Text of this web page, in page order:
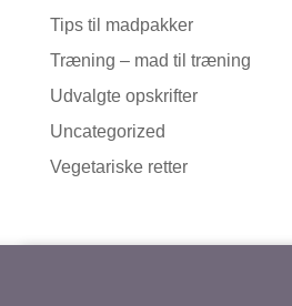
Tips til madpakker
Træning – mad til træning
Udvalgte opskrifter
Uncategorized
Vegetariske retter